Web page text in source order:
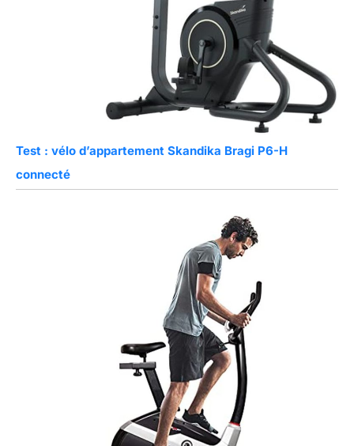
Test : vélo d’appartement Skandika Bragi P6-H
connecté